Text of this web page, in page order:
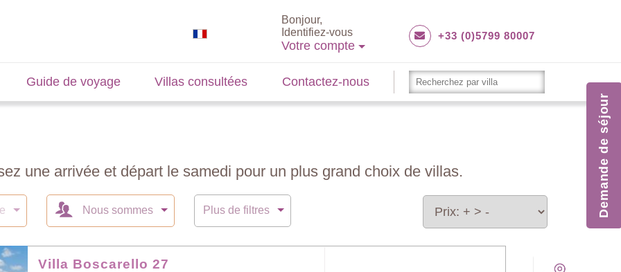
Bonjour,
Identifiez-vous
Votre compte
+33 (0)5799 80007
Guide de voyage Villas consultées Contactez-nous
une arrivée et départ le samedi pour un plus grand choix de villas.
Nous sommes Plus de filtres
Villa Boscarello 27
Demande de séjour